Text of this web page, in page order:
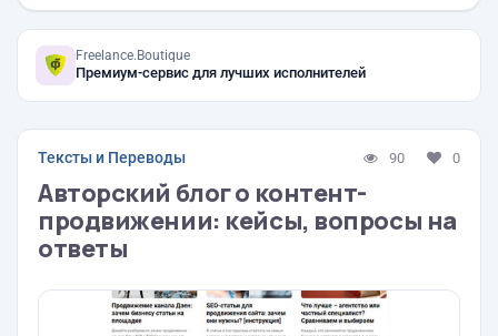
Freelance.Boutique
Премиум-сервис для лучших исполнителей
Тексты и Переводы 90 0
Авторский блог о контент-
продвижении: кейсы, вопросы на
ответы